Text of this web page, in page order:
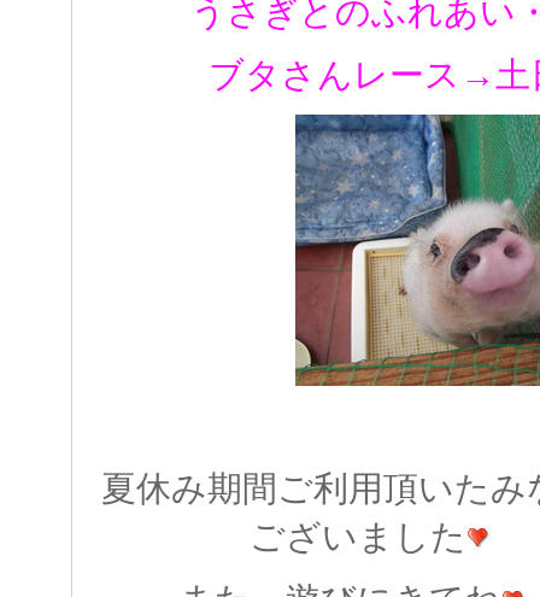
うさぎとのふれあい
ブタさんレース→土
夏休み期間ご利用頂いた
ございました